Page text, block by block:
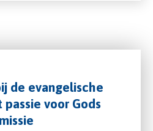
de evangelische
voor Gods